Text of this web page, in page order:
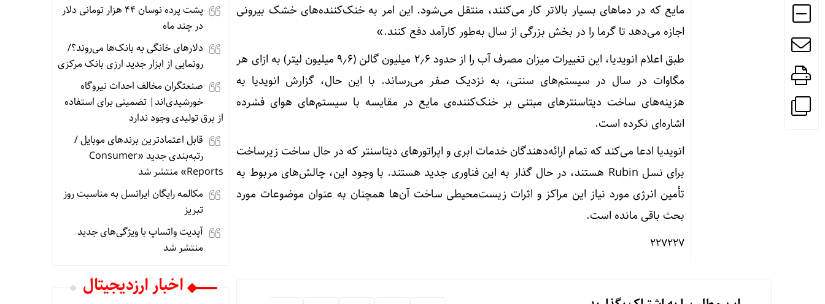
مایع که در دماهای بسیار بالاتر کار می‌کنند، منتقل می‌شود. این امر به خنک‌کننده‌های خشک بیرونی
اجازه می‌دهد تا گرما را در بخش بزرگی از سال به‌طور کارآمد دفع کنند.»
طبق اعلام انویدیا، این تغییرات میزان مصرف آب را از حدود ۲٫۶ میلیون گالن (۹٫۶ میلیون لیتر) به ازای هر
مگاوات در سال در سیستم‌های سنتی، به نزدیک صفر می‌رساند. با این حال، گزارش انویدیا به
هزینه‌های ساخت دیتاسنترهای مبتنی بر خنک‌کننده‌ی مایع در مقایسه با سیستم‌های هوای فشرده
اشاره‌ای نکرده است.
انویدیا ادعا می‌کند که تمام ارائه‌دهندگان خدمات ابری و اپراتورهای دیتاسنتر که در حال ساخت زیرساخت
برای نسل Rubin هستند، در حال گذار به این فناوری جدید هستند. با وجود این، چالش‌های مربوط به
تأمین انرژی مورد نیاز این مراکز و اثرات زیست‌محیطی ساخت آن‌ها همچنان به عنوان موضوعات مورد
بحث باقی مانده است.
۲۲۷۲۲۷
پشت پرده نوسان ۴۴ هزار تومانی دلار
در چند ماه
دلارهای خانگی به بانک‌ها می‌روند؟/
رونمایی از ابزار جدید ارزی بانک مرکزی
صنعتگران مخالف احداث نیروگاه
خورشیدی‌اند| تضمینی برای استفاده
از برق تولیدی وجود ندارد
قابل اعتمادترین برندهای موبایل /
رتبه‌بندی جدید «Consumer
Reports» منتشر شد
مکالمه رایگان ایرانسل به مناسبت روز
تبریز
آپدیت‌ واتساپ با ویژگی‌های جدید
منتشر شد
اخبار ارزدیجیتال